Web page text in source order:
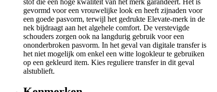
stof die een hoge kwaliteit van het merk garandeert. Het is
gevormd voor een vrouwelijke look en heeft zijnaden voor
een goede pasvorm, terwijl het gedrukte Elevate-merk in de
nek bijdraagt aan het algehele comfort. De verstevigde
schouders zorgen ook na langdurig gebruik voor een
ononderbroken pasvorm. In het geval van digitale transfer is
het niet mogelijk om enkel een witte logokleur te gebruiken
op een gekleurd item. Kies reguliere transfer in dit geval
alstublieft.